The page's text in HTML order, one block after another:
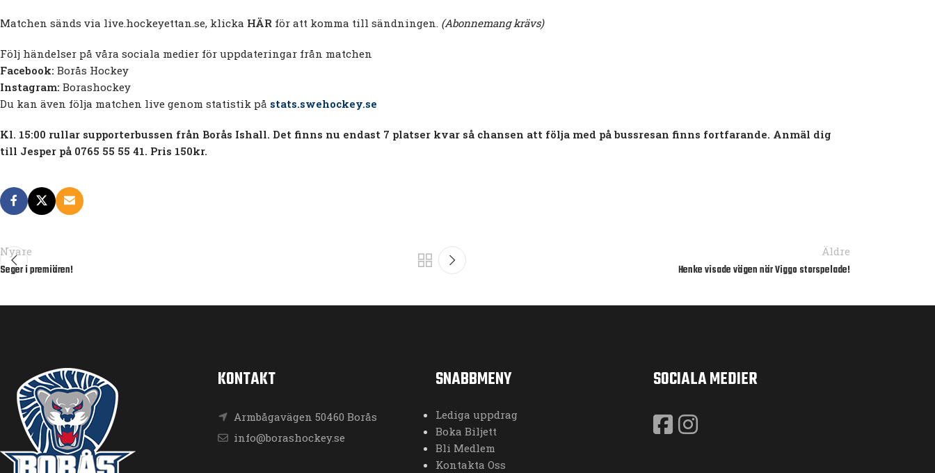
Matchen sänds via live.hockeyettan.se, klicka HÄR för att komma till sändningen. (Abonnemang krävs)
Följ händelser på våra sociala medier för uppdateringar från matchen
Facebook: Borås Hockey
Instagram: Borashockey
Du kan även följa matchen live genom statistik på stats.swehockey.se
Kl. 15:00 rullar supporterbussen från Borås Ishall. Det finns nu endast 7 platser kvar så chansen att följa med på bussresan finns fortfarande. Anmäl dig
till Jesper på 0765 55 55 41. Pris 150kr.
Nyare
Seger i premiären!
Äldre
Henke visade vägen när Viggo storspelade!
KONTAKT
Armbågavägen 50460 Borås
info@borashockey.se
SNABBMENY
Lediga uppdrag
Boka Biljett
Bli Medlem
Kontakta Oss
SOCIALA MEDIER